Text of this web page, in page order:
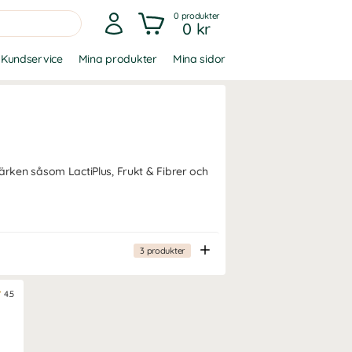
0 produkter
0 kr
Kundservice Mina produkter Mina sidor
såsom LactiPlus, Frukt & Fibrer och
3produkter
4.5